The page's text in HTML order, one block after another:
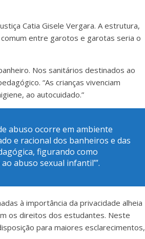
Catia Gisele Vergara. A estrutura,
entre garotos e garotas seria o
Nos sanitários destinados ao
“As crianças vivenciam
ao autocuidado.”
abuso ocorre em ambiente
e racional dos banheiros e das
figurando como
abuso sexual infantil’”.
à importância da privacidade alheia
os direitos dos estudantes. Neste
para maiores esclarecimentos,